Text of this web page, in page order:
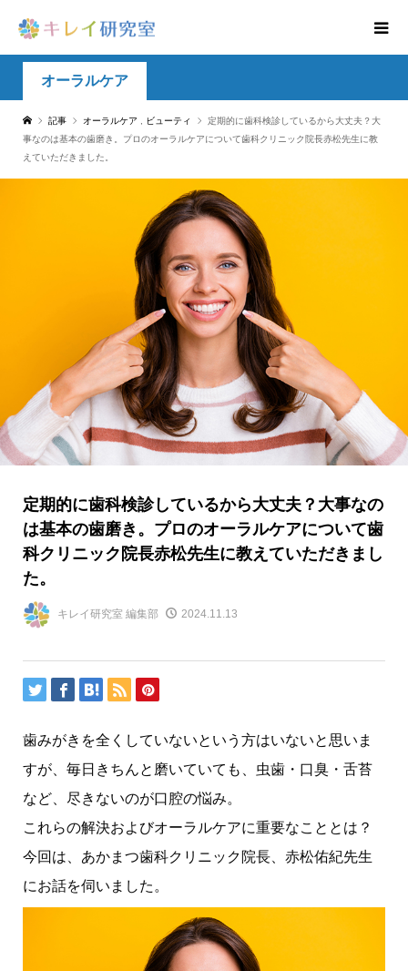
オーラルケア
記事 オーラルケア ビューティ
定期的に歯科検診しているから大丈夫？大
事なのは基本の歯磨き。プロのオーラルケアについて歯科クリニック院長赤松先生に教
えていただきました。
定期的に歯科検診しているから大丈夫？大事なの
は基本の歯磨き。プロのオーラルケアについて歯
科クリニック院長赤松先生に教えていただきまし
た。
キレイ研究室 編集部 2024.11.13
歯みがきを全くしていないという方はいないと思いま
すが、毎日きちんと磨いていても、虫歯・口臭・舌苔
など、尽きないのが口腔の悩み。
これらの解決およびオーラルケアに重要なこととは？
今回は、あかまつ歯科クリニック院長、赤松佑紀先生
にお話を伺いました。